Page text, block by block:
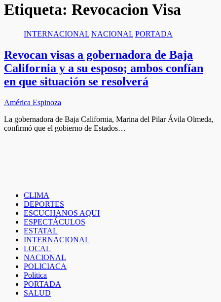
Etiqueta: Revocacion Visa
INTERNACIONAL NACIONAL PORTADA
Revocan visas a gobernadora de Baja
California y a su esposo; ambos confían
en que situación se resolverá
América Espinoza
La gobernadora de Baja California, Marina del Pilar Ávila Olmeda,
confirmó que el gobierno de Estados…
CLIMA
DEPORTES
ESCUCHANOS AQUI
ESPECTÁCULOS
ESTATAL
INTERNACIONAL
LOCAL
NACIONAL
POLICIACA
Politica
PORTADA
SALUD